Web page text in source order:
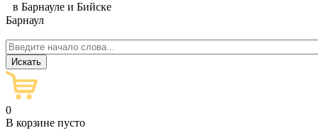
в Барнауле и Бийске
Барнаул
0
В корзине пусто